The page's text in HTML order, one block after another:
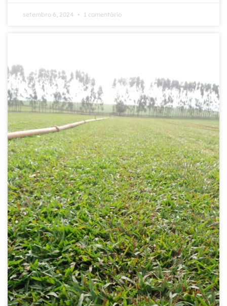
setembro 6, 2024 1 comentário